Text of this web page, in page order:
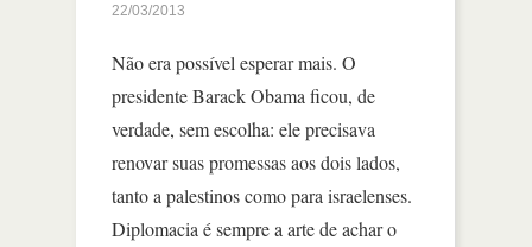
22/03/2013
Não era possível esperar mais. O
presidente Barack Obama ficou, de
verdade, sem escolha: ele precisava
renovar suas promessas aos dois lados,
tanto a palestinos como para israelenses.
Diplomacia é sempre a arte de achar o